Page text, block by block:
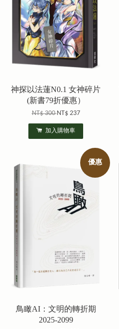
神探以法蓮N0.1 女神碎片
(新書79折優惠）
NT$ 300NT$ 237
加入購物車
優惠
鳥瞰AI：文明的轉折期
2025-2099